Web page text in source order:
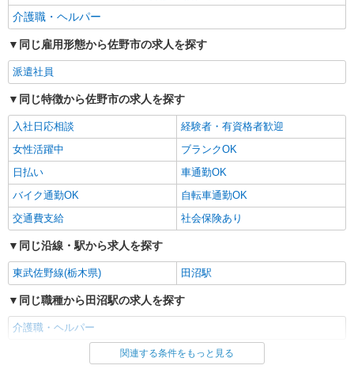
介護職・ヘルパー
同じ雇用形態から佐野市の求人を探す
派遣社員
同じ特徴から佐野市の求人を探す
入社日応相談
経験者・有資格者歓迎
女性活躍中
ブランクOK
日払い
車通勤OK
バイク通勤OK
自転車通勤OK
交通費支給
社会保険あり
同じ沿線・駅から求人を探す
東武佐野線(栃木県) 田沼駅
同じ職種から田沼駅の求人を探す
介護職・ヘルパー
同じ雇用形態から田沼駅の求人を探す
関連する条件をもっと見る